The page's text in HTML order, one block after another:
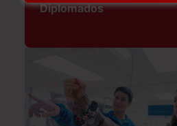
Diplomados